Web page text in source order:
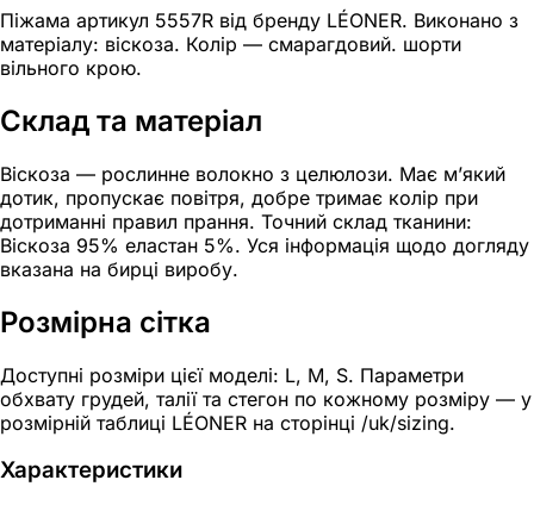
Піжама артикул 5557R від бренду LÉONER. Виконано з
матеріалу: віскоза. Колір — смарагдовий. шорти
вільного крою.
Склад та матеріал
Віскоза — рослинне волокно з целюлози. Має м’який
дотик, пропускає повітря, добре тримає колір при
дотриманні правил прання. Точний склад тканини:
Віскоза 95% еластан 5%. Уся інформація щодо догляду
вказана на бирці виробу.
Розмірна сітка
Доступні розміри цієї моделі: L, M, S. Параметри
обхвату грудей, талії та стегон по кожному розміру — у
розмірній таблиці LÉONER на сторінці /uk/sizing.
Характеристики